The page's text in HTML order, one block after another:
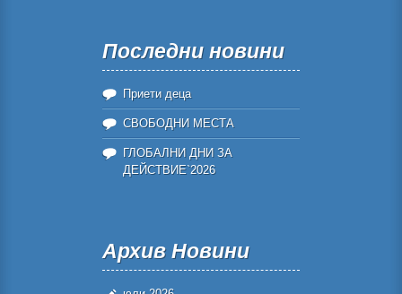
Последни новини
Приети деца
СВОБОДНИ МЕСТА
ГЛОБАЛНИ ДНИ ЗА
ДЕЙСТВИЕ`2026
Архив Новини